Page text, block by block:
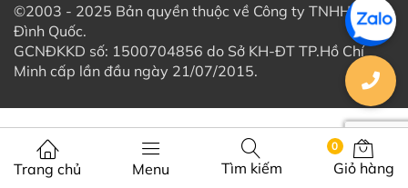
©2003 - 2025 Bản quyền thuộc về Công ty TNHH Kính
Đình Quốc.
GCNĐKKD số: 1500704856 do Sở KH-ĐT TP.Hồ Chí
Minh cấp lần đầu ngày 21/07/2015.
Trang chủ Menu Tìm kiếm
0
Giỏ hàng